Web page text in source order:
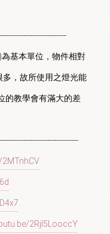
基本單位，物件相對
，故所使用之燈光能
的教學會有滿大的差
2Rjl5LooccY